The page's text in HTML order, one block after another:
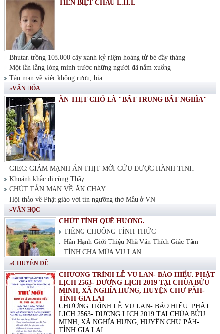
TIỄN BIỆT CHÁU L.H.L
Bhutan trồng 108.000 cây xanh kỷ niệm hoàng tử bé đầy tháng
Một lần lắng lòng mình trước những người đã nằm xuống
Tản mạn về việc không rượu, bia
»VĂN HÓA
ĂN THỊT CHÓ LÀ "BẤT TRUNG BẤT NGHĨA"
GIEC: GIẢM MẠNH ĂN THỊT MỚI CỨU ĐƯỢC HÀNH TINH
Khoảnh khắc đi cùng Thầy
CHÚT TẢN MẠN VỀ ĂN CHAY
Hội thảo về Phật giáo với tín ngưỡng thờ Mẫu ở VN
»VĂN HỌC
CHÚT TÌNH QUÊ HƯƠNG.
TIẾNG CHUÔNG TỈNH THỨC
Hân Hạnh Giới Thiệu Nhà Văn Thích Giác Tâm
TÌNH CHA MÙA VU LAN
»CHUYÊN ĐỀ
CHƯƠNG TRÌNH LỄ VU LAN- BÁO HIẾU. PHẬT
LỊCH 2563- DƯƠNG LỊCH 2019 TẠI CHÙA BỬU
MINH, XÃ NGHĨA HƯNG, HUYỆN CHƯ PĂH-
TỈNH GIA LAI
CHƯƠNG TRÌNH LỄ VU LAN- BÁO HIẾU. PHẬT
LỊCH 2563- DƯƠNG LỊCH 2019 TẠI CHÙA BỬU
MINH, XÃ NGHĨA HƯNG, HUYỆN CHƯ PĂH-
TỈNH GIA LAI